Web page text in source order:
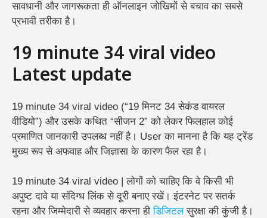
सावधानी और जागरूकता ही ऑनलाइन जोखिमों से बचाव का सबसे
प्रभावी तरीका है।
19 minute 34 viral video
Latest update
19 minute 34 viral video (“19 मिनट 34 सेकंड वायरल
वीडियो”) और उसके कथित “सीजन 2” को लेकर फिलहाल कोई
प्रमाणित जानकारी उपलब्ध नहीं है। User का मानना है कि यह ट्रेंड
मुख्य रूप से अफवाह और जिज्ञासा के कारण फैल रहा है।
19 minute 34 viral video | लोगों को चाहिए कि वे किसी भी
अपुष्ट दावे या संदिग्ध लिंक से दूरी बनाए रखें। इंटरनेट पर सतर्क
रहना और जिम्मेदारी से व्यवहार करना हीडिजिटलसुरक्षा की कुंजी है।